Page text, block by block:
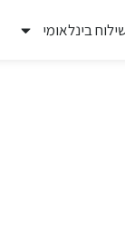
בינלאומי